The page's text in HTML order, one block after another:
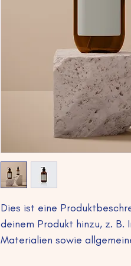
Dies ist eine
deinem Produkt hinzu, z.
Materialien sowie